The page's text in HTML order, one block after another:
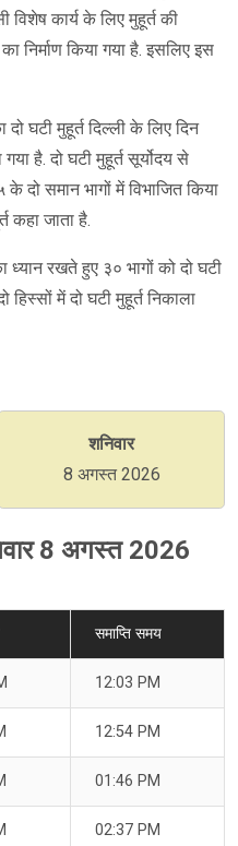
विशेष कार्य के लिए मुहूर्त की
निर्माण किया गया है. इसलिए इस
घटी मुहूर्त दिल्ली के लिए दिन
है. दो घटी मुहूर्त सूर्योदय से
दो समान भागों में विभाजित किया
कहा जाता है.
ध्यान रखते हुए ३० भागों को दो घटी
में दो घटी मुहूर्त निकाला
शनिवार
8 अगस्त 2026
8 अगस्त 2026
समाप्ति समय
12:03 PM
12:54 PM
01:46 PM
02:37 PM